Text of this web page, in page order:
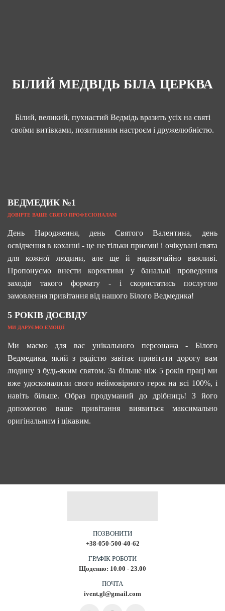
БІЛИЙ МЕДВІДЬ БІЛА ЦЕРКВА
Білий, великий, пухнастий Ведмідь вразить усіх на святі
своїми витівками, позитивним настроєм і дружелюбністю.
ВЕДМЕДИК №1
ДОВІРТЕ ВАШЕ СВЯТО ПРОФЕСІОНАЛАМ
День Народження, день Святого Валентина, день
освідчення в коханні - це не тільки приємні і очікувані свята
для кожної людини, але ще й надзвичайно важливі.
Пропонуємо внести корективи у банальні проведення
заходів такого формату - і скористатись послугою
замовлення привітання від нашого Білого Ведмедика!
5 РОКІВ ДОСВІДУ
МИ ДАРУЄМО ЕМОЦІЇ
Ми маємо для вас унікального персонажа - Білого
Ведмедика, який з радістю завітає привітати дорогу вам
людину з будь-яким святом. За більше ніж 5 років праці ми
вже удосконалили свого неймовірного героя на всі 100%, і
навіть більше. Образ продуманий до дрібниць! З його
допомогою ваше привітання виявиться максимально
оригінальним і цікавим.
ПОЗВОНИТИ
+38-050-500-40-62
ГРАФІК РОБОТИ
Щоденно: 10.00 - 23.00
ПОЧТА
ivent.gl@gmail.com